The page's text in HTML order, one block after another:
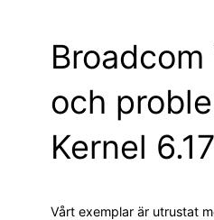
och
Kernel 6.17
Vårt exemplar är utrustat